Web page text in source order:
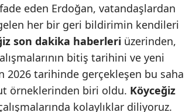
eden Erdoğan, vatandaşlardan
her bir geri bildirimin kendileri
son dakika haberleri üzerinden,
bitiş tarihini ve yeni
2026 tarihinde gerçekleşen bu saha
örneklerinden biri oldu. Köyceğiz
kolaylıklar diliyoruz.